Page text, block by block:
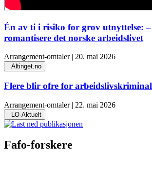
Én av ti i risiko for grov utnyttelse:
romantisere det norske arbeidslivet
Arrangement-omtaler | 20. mai 2026
Altinget.no
Flere blir ofre for
Arrangement-omtaler | 22. mai 2026
LO-Aktuelt
Fafo-forskere